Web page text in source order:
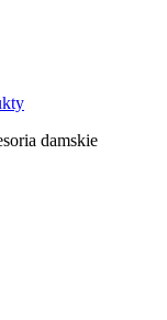
damskie